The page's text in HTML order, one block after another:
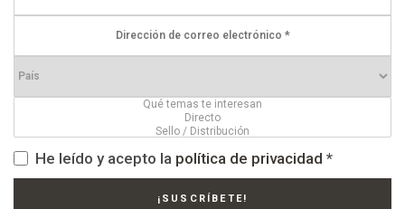
He leído y acepto la política de privacidad *